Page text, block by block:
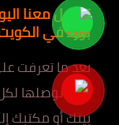
تواصل معنا
بورد في
بعد ما تعرفت
اللي نوصلها
بيتك أو مكتبك